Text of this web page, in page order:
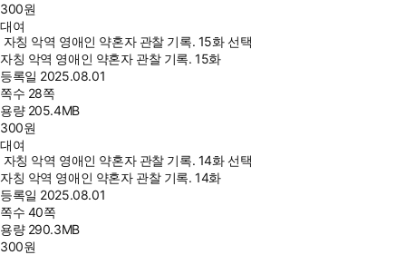
300원
대여
자칭 악역 영애인 약혼자 관찰 기록. 15화 선택
자칭 악역 영애인 약혼자 관찰 기록. 15화
등록일 2025.08.01
쪽수 28쪽
용량 205.4MB
300원
대여
자칭 악역 영애인 약혼자 관찰 기록. 14화 선택
자칭 악역 영애인 약혼자 관찰 기록. 14화
등록일 2025.08.01
쪽수 40쪽
용량 290.3MB
300원